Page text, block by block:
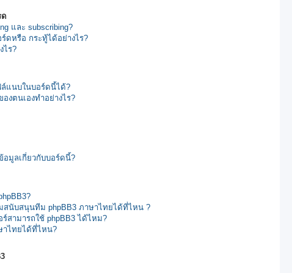
ด
และ subscribing?
ดหรือ กระทู้ได้อย่างไร?
ไร?
ล์แนบในบอร์ดนี้ได้?
งตนเองทำอย่างไร?
มูลเกี่ยวกับบอร์ดนี้?
นับสนุนทีม phpBB3 ภาษาไทยได้ที่ไหน ?
สามารถใช้ phpBB3 ได้ไหม?
าไทยได้ที่ไหน?